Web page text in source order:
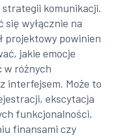
komunikacji.
wyłącznie na
projektowy powinien
jakie emocje
w różnych
interfejsem. Może to
ekscytacja
funkcjonalności,
finansami czy